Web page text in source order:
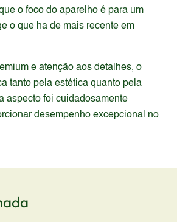
o foco do aparelho é para um
o que ha de mais recente em
e atenção aos detalhes, o
tanto pela estética quanto pela
aspecto foi cuidadosamente
desempenho excepcional no